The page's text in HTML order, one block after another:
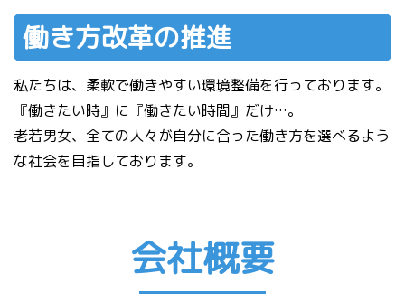
働き方改革の推進
私たちは、柔軟で働きやすい環境整備を行っております。
『働きたい時』に『働きたい時間』だけ…。
老若男女、全ての人々が自分に合った働き方を選べるよう
な社会を目指しております。
会社概要